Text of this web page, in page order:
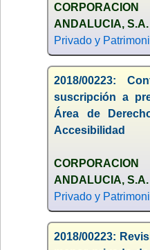
ANDALUCIA, S.A.
Privado y
2018/00223:
suscripción a
Área de
Accesibilidad
ANDALUCIA, S.A.
Privado y
2018/00223: